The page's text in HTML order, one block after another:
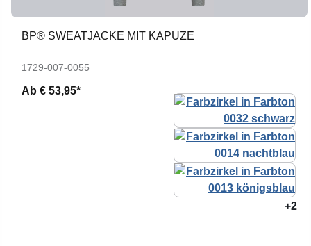
BP® SWEATJACKE MIT KAPUZE
1729-007-0055
Ab € 53,95*
+2